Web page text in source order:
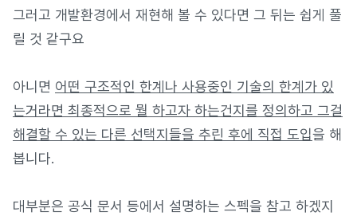
그러고 개발환경에서 재현해 볼 수 있다면 그 뒤는 쉽게 풀
릴 것 같구요
아니면 어떤 구조적인 한계나 사용중인 기술의 한계가 있
는거라면 최종적으로 뭘 하고자 하는건지를 정의하고 그걸
해결할 수 있는 다른 선택지들을 추린 후에 직접 도입을 해
봅니다.
대부분은 공식 문서 등에서 설명하는 스펙을 참고 하겠지